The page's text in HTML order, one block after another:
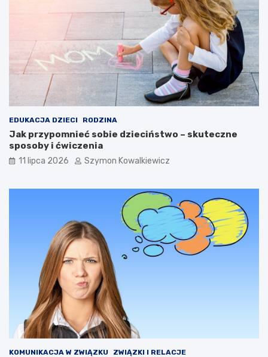
EDUKACJA DZIECI RODZINA
Jak przypomnieć sobie dzieciństwo – skuteczne
sposoby i ćwiczenia
11 lipca 2026 Szymon Kowalkiewicz
KOMUNIKACJA W ZWIĄZKU ZWIĄZKI I RELACJE